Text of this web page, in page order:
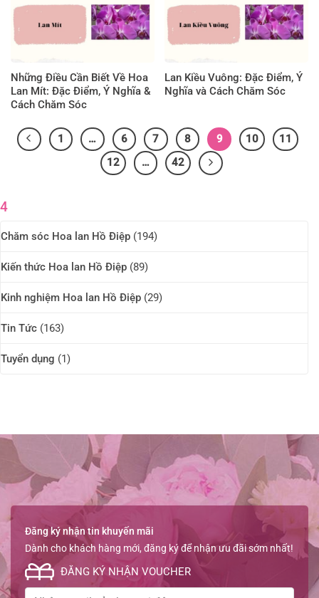
Những Điều Cần Biết Về Hoa
Lan Mít: Đặc Điểm, Ý Nghĩa &
Cách Chăm Sóc
Lan Kiều Vuông: Đặc Điểm, Ý
Nghĩa và Cách Chăm Sóc
1 … 6 7 8 9 10
11
12
… 42
4
Chăm sóc Hoa lan Hồ Điệp (194)
Kiến thức Hoa lan Hồ Điệp (89)
Kinh nghiệm Hoa lan Hồ Điệp (29)
Tin Tức (163)
Tuyển dụng (1)
Đăng ký nhận tin khuyến mãi
Dành cho khách hàng mới, đăng ký để nhận ưu đãi sớm nhất!
ĐĂNG KÝ NHẬN VOUCHER